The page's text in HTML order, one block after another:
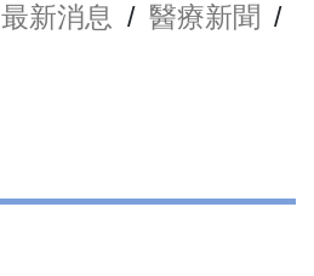
最新消息 / 醫療新聞 /